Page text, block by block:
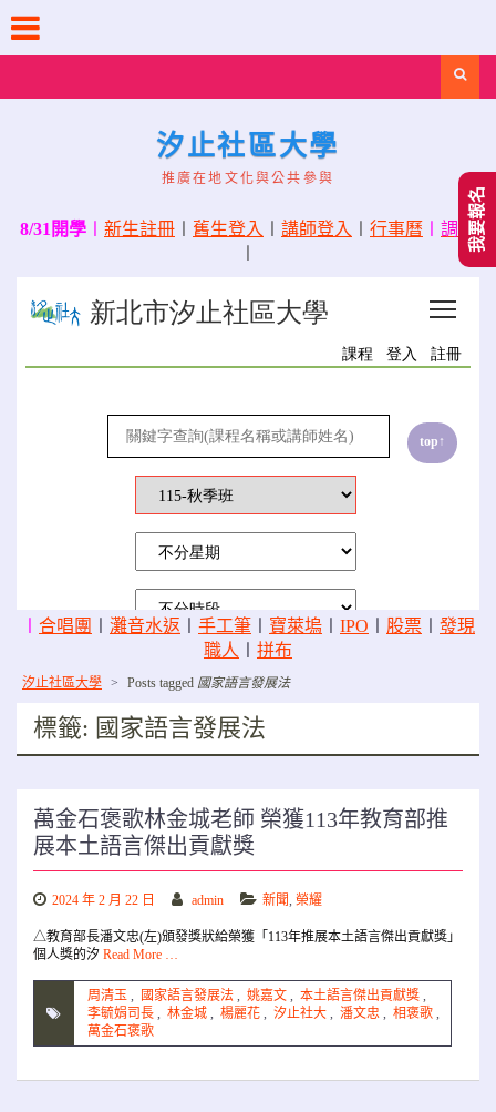
content
汐止社區大學
推廣在地文化與公共參與
8/31開學 新生註冊 舊生登入 講師登入 行事曆
調課
合唱團 灘音水返 手工筆 寶萊塢 IPO 股票
發現
職人
拼布
汐止社區大學 > Posts tagged 國家語言發展法
標籤: 國家語言發展法
萬金石褒歌林金城老師 榮獲113年教育部推
展本土語言傑出貢獻獎
2024 年 2 月 22 日 admin 新聞, 榮耀
△教育部長潘文忠(左)頒發獎狀給榮獲「113年推展本土語言傑出貢獻獎」
個人獎的汐 Read More …
周清玉 , 國家語言發展法 , 姚嘉文 , 本土語言傑出貢獻獎 ,
李毓娟司長 , 林金城 , 楊麗花 , 汐止社大 , 潘文忠 , 相褒歌 ,
萬金石褒歌
我要報名